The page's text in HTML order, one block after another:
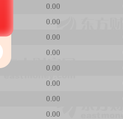
0.00
0.00
0.00
0.00
0.00
0.00
0.00
0.00